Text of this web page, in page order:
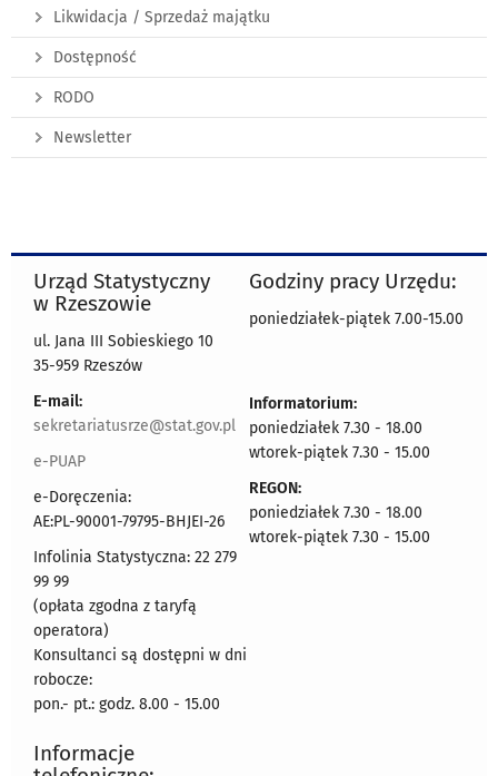
Likwidacja / Sprzedaż majątku
Dostępność
RODO
Newsletter
Urząd Statystyczny
w Rzeszowie
ul. Jana III Sobieskiego 10
35-959 Rzeszów
E-mail:
sekretariatusrze@stat.gov.pl
e-PUAP
e-Doręczenia:
AE:PL-90001-79795-BHJEI-26
Infolinia Statystyczna: 22 279
99 99
(opłata zgodna z taryfą
operatora)
Konsultanci są dostępni w dni
robocze:
pon.- pt.: godz. 8.00 - 15.00
Godziny pracy Urzędu:
poniedziałek-piątek 7.00-15.00
Informatorium:
poniedziałek 7.30 - 18.00
wtorek-piątek 7.30 - 15.00
REGON:
poniedziałek 7.30 - 18.00
wtorek-piątek 7.30 - 15.00
Informacje